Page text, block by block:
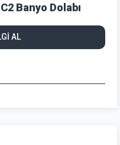
Banyo Dolabı
AL